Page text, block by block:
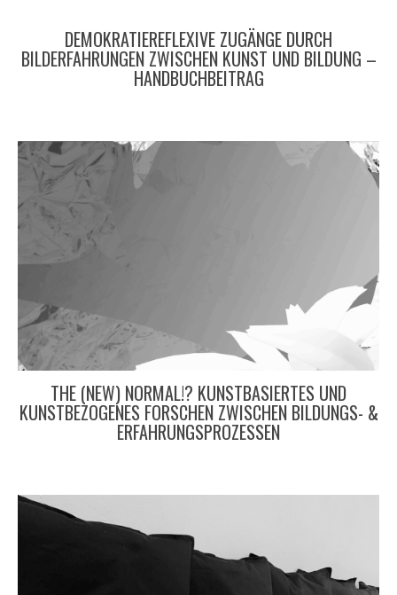
DEMOKRATIEREFLEXIVE ZUGÄNGE DURCH
BILDERFAHRUNGEN ZWISCHEN KUNST UND BILDUNG –
HANDBUCHBEITRAG
THE (NEW) NORMAL!? KUNSTBASIERTES UND
KUNSTBEZOGENES FORSCHEN ZWISCHEN BILDUNGS- &
ERFAHRUNGSPROZESSEN